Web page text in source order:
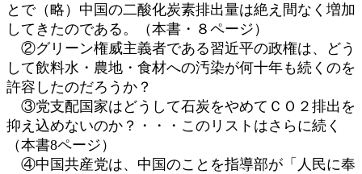
とで（略）中国の二酸化炭素排出量は絶え間なく増加
してきたのである。（本書・８ページ）
②グリーン権威主義者である習近平の政権は、どう
して飲料水・農地・食材への汚染が何十年も続くのを
許容したのだろうか？
③党支配国家はどうして石炭をやめてＣＯ２排出を
抑え込めないのか？・・・このリストはさらに続く
（本書8ページ）
④中国共産党は、中国のことを指導部が「人民に奉